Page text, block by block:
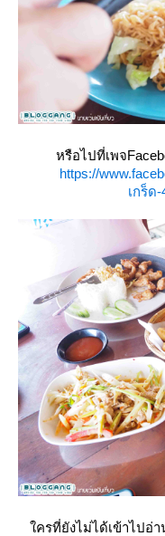
หรือไปที่เพจ
https://
เกร็ด-
ครที่ยังไม่ได้เข้าไปอ่า